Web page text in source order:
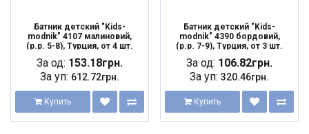
Батник детский "Kids-
modnik" 4107 малиновий,
(р.р. 5-8), Турция, от 4 шт.
За од: 153.18грн.
За уп: 612.72грн.
Купить
Батник детский "Kids-
modnik" 4390 бордовий,
(р.р. 7-9), Турция, от 3 шт.
За од: 106.82грн.
За уп: 320.46грн.
Купить